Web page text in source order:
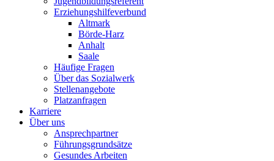
Erziehungshilfeverbund
Altmark
Börde-Harz
Anhalt
Saale
Häufige Fragen
Über das Sozialwerk
Stellenangebote
Platzanfragen
Karriere
Über uns
Ansprechpartner
Führungsgrundsätze
Gesundes Arbeiten